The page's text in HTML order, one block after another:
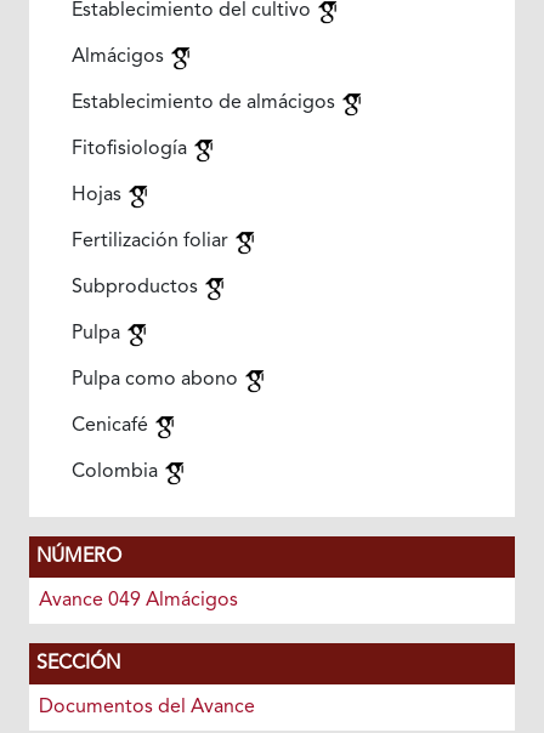
Establecimiento del cultivo
Almácigos
Establecimiento de almácigos
Fitofisiología
Hojas
Fertilización foliar
Subproductos
Pulpa
Pulpa como abono
Cenicafé
Colombia
NÚMERO
Avance 049 Almácigos
SECCIÓN
Documentos del Avance